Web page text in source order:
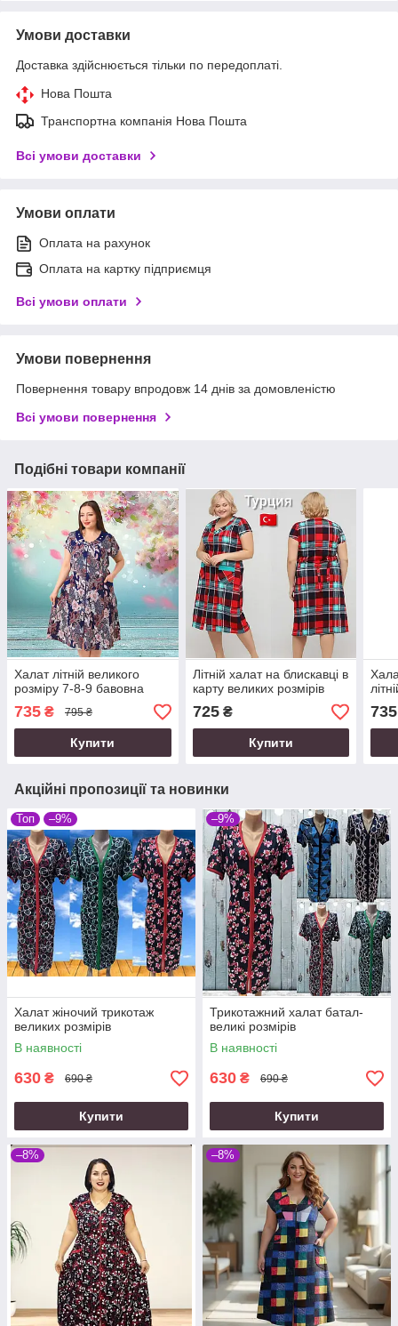
Умови доставки
Доставка здійснюється тільки по передоплаті.
Нова Пошта
Транспортна компанія Нова Пошта
Всі умови доставки
Умови оплати
Оплата на рахунок
Оплата на картку підприємця
Всі умови оплати
Умови повернення
Повернення товару впродовж 14 днів за домовленістю
Всі умови повернення
Подібні товари компанії
Халат літній великого
розміру 7-8-9 бавовна
735 ₴ 795 ₴
Купити
Літній халат на блискавці в
карту великих розмірів
725₴
Купити
735
Акційні пропозиції та новинки
Топ –9%
Халат жіночий трикотаж
великих розмірів
В наявності
630 ₴ 690 ₴
Купити
–9%
Трикотажний халат батал-
великі розмірів
В наявності
630 ₴ 690 ₴
Купити
–8% –8%